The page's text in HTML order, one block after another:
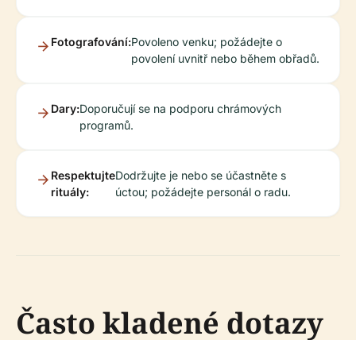
Fotografování:Povoleno venku; požádejte o
povolení uvnitř nebo během obřadů.
Dary:Doporučují se na podporu chrámových
programů.
Respektujte
rituály:
Dodržujte je nebo se účastněte s
úctou; požádejte personál o radu.
Často kladené dotazy